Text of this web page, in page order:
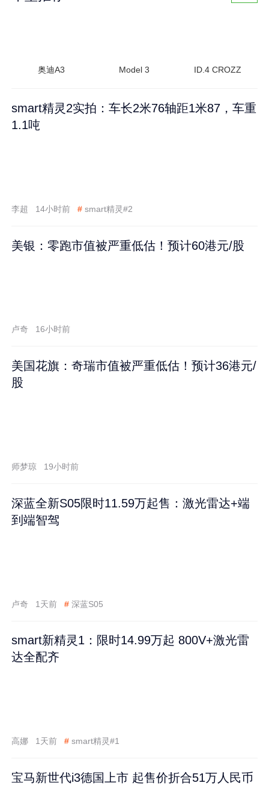
奥迪A3 Model 3 ID.4 CROZZ
smart精灵2实拍：车长2米76轴距1米87，车重
1.1吨
李超 14小时前 # smart精灵#2
美银：零跑市值被严重低估！预计60港元/股
卢奇 16小时前
美国花旗：奇瑞市值被严重低估！预计36港元/
股
师梦琼 19小时前
深蓝全新S05限时11.59万起售：激光雷达+端
到端智驾
卢奇 1天前 # 深蓝S05
smart新精灵1：限时14.99万起 800V+激光雷
达全配齐
高娜 1天前 # smart精灵#1
宝马新世代i3德国上市 起售价折合51万人民币